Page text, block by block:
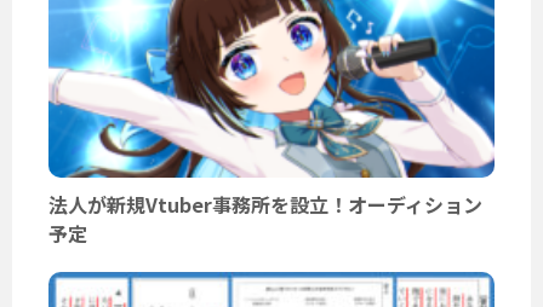
法人が新規Vtuber事務所を設立！オーディション
予定